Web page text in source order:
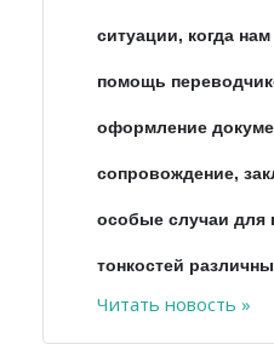
ситуации, когда
помощь
оформление
сопровождение,
особые случаи для
тонкостей
Читать новость »